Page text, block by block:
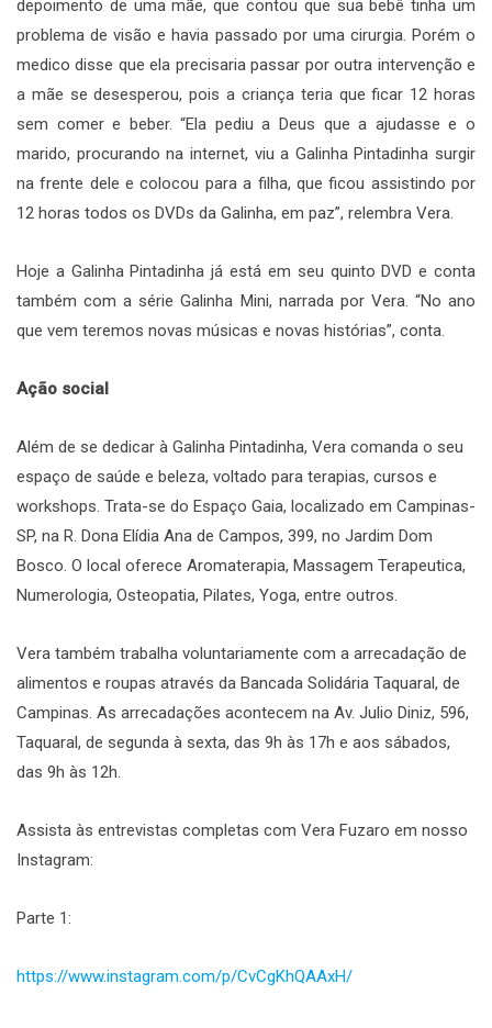
depoimento de uma mãe, que contou que sua bebê tinha um
problema de visão e havia passado por uma cirurgia. Porém o
medico disse que ela precisaria passar por outra intervenção e
a mãe se desesperou, pois a criança teria que ficar 12 horas
sem comer e beber. “Ela pediu a Deus que a ajudasse e o
marido, procurando na internet, viu a Galinha Pintadinha surgir
na frente dele e colocou para a filha, que ficou assistindo por
12 horas todos os DVDs da Galinha, em paz”, relembra Vera.
Hoje a Galinha Pintadinha já está em seu quinto DVD e conta
também com a série Galinha Mini, narrada por Vera. “No ano
que vem teremos novas músicas e novas histórias”, conta.
Ação social
Além de se dedicar à Galinha Pintadinha, Vera comanda o seu
espaço de saúde e beleza, voltado para terapias, cursos e
workshops. Trata-se do Espaço Gaia, localizado em Campinas-
SP, na R. Dona Elídia Ana de Campos, 399, no Jardim Dom
Bosco. O local oferece Aromaterapia, Massagem Terapeutica,
Numerologia, Osteopatia, Pilates, Yoga, entre outros.
Vera também trabalha voluntariamente com a arrecadação de
alimentos e roupas através da Bancada Solidária Taquaral, de
Campinas. As arrecadações acontecem na Av. Julio Diniz, 596,
Taquaral, de segunda à sexta, das 9h às 17h e aos sábados,
das 9h às 12h.
Assista às entrevistas completas com Vera Fuzaro em nosso
Instagram:
Parte 1:
https://www.instagram.com/p/CvCgKhQAAxH/